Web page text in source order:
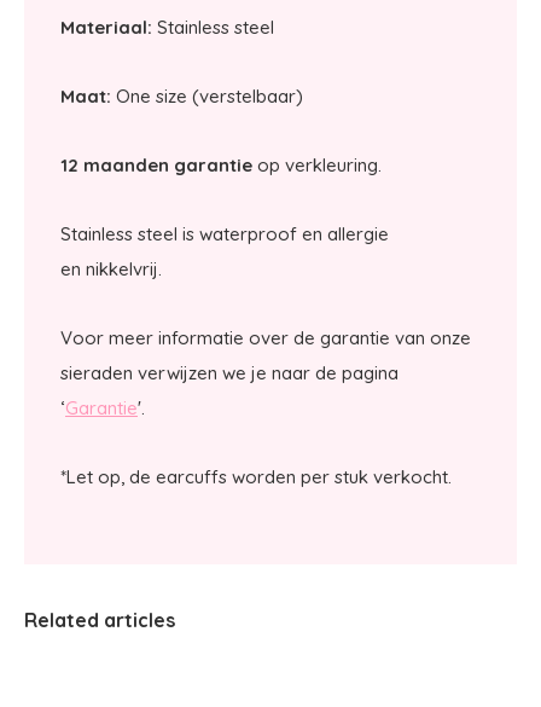
Materiaal: Stainless steel
Maat: One size (verstelbaar)
12 maanden garantie op verkleuring.
Stainless steel is waterproof en allergie
en nikkelvrij.
Voor meer informatie over de garantie van onze
sieraden verwijzen we je naar de pagina
‘Garantie'.
*Let op, de earcuffs worden per stuk verkocht.
Related articles